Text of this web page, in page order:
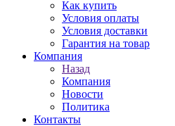
Как купить
Условия оплаты
Условия доставки
Гарантия на товар
Компания
Назад
Компания
Новости
Политика
Контакты